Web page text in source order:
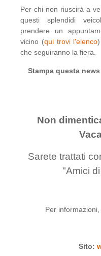
Per chi non riuscirà a
questi splendidi
prendere un
vicino (qui trovi l'elenco
che seguiranno la fiera.
Stampa questa
Non
Sarete trattati
"Amici
Per
Sito: